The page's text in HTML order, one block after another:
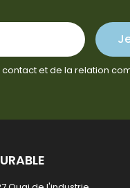
et de la relation